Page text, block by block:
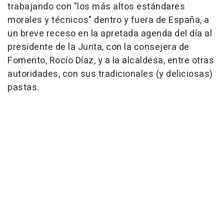
trabajando con "los más altos estándares
morales y técnicos" dentro y fuera de España, a
un breve receso en la apretada agenda del día al
presidente de la Junta, con la consejera de
Fomento, Rocío Díaz, y a la alcaldesa, entre otras
autoridades, con sus tradicionales (y deliciosas)
pastas.